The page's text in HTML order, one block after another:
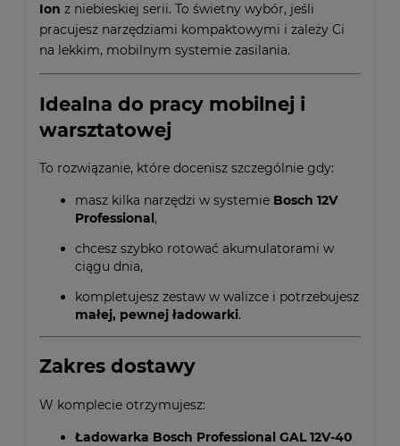
Ion z niebieskiej serii. To świetny wybór, jeśli
pracujesz narzędziami kompaktowymi i zależy Ci
na lekkim, mobilnym systemie zasilania.
Idealna do pracy mobilnej i
warsztatowej
To rozwiązanie, które docenisz szczególnie gdy:
masz kilka narzędzi w systemie Bosch 12V
Professional,
chcesz szybko rotować akumulatorami w
ciągu dnia,
kompletujesz zestaw w walizce i potrzebujesz
małej, pewnej ładowarki.
Zakres dostawy
W komplecie otrzymujesz:
Ładowarka Bosch Professional GAL 12V-40